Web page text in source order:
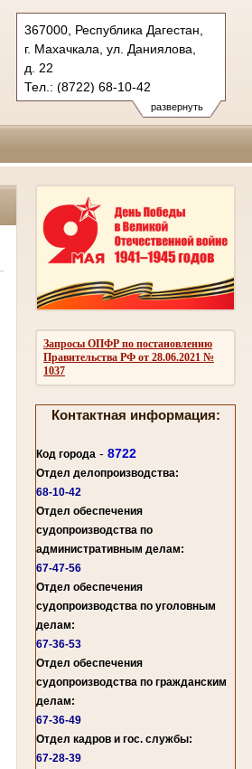
развернуть
367000, Республика Дагестан,
г. Махачкала, ул. Даниялова,
д. 22
Тел.: (8722) 68-10-42
vs.dag@sudrf.ru
Запросы ОПФР по постановлению
Правительства РФ от 28.06.2021 №
1037
Контактная информация:
Код города - 8722
Отдел делопроизводства:
68-10-42
Отдел обеспечения
судопроизводства по
административным делам:
67-47-56
Отдел обеспечения
судопроизводства по уголовным
делам:
67-36-53
Отдел обеспечения
судопроизводства по гражданским
делам:
67-36-49
Отдел кадров и гос. службы:
67-28-39